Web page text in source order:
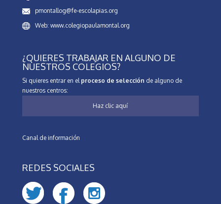
pmontallog@fe-escolapias.org
Web: www.colegiopaulamontal.org
¿QUIERES TRABAJAR EN ALGUNO DE
NUESTROS COLEGIOS?
Si quieres entrar en el proceso de selección de alguno de
nuestros centros:
Haz clic aquí
Canal de información
REDES SOCIALES